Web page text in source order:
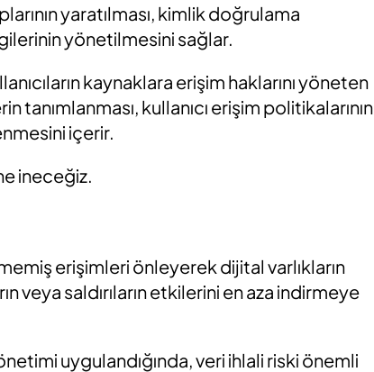
yaratılması, kimlik doğrulama
yönetilmesini sağlar.
kaynaklara erişim haklarını yöneten
kullanıcı erişim politikalarının
içerir.
ineceğiz.
erişimleri önleyerek dijital varlıkların
veya saldırıların etkilerini en aza indirmeye
uygulandığında, veri ihlali riski önemli